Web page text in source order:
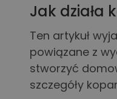
Jak działa
Ten artykuł
powiązane z
stworzyć
szczegóły